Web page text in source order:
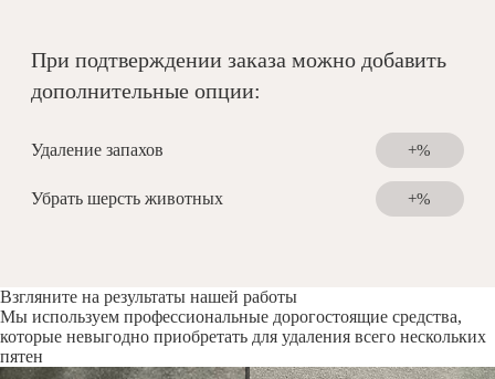
При подтверждении заказа можно добавить
дополнительные опции:
Удаление запахов +%
Убрать шерсть животных +%
Взгляните на результаты нашей работы
Мы используем профессиональные дорогостоящие средства,
которые невыгодно приобретать для удаления всего нескольких
пятен